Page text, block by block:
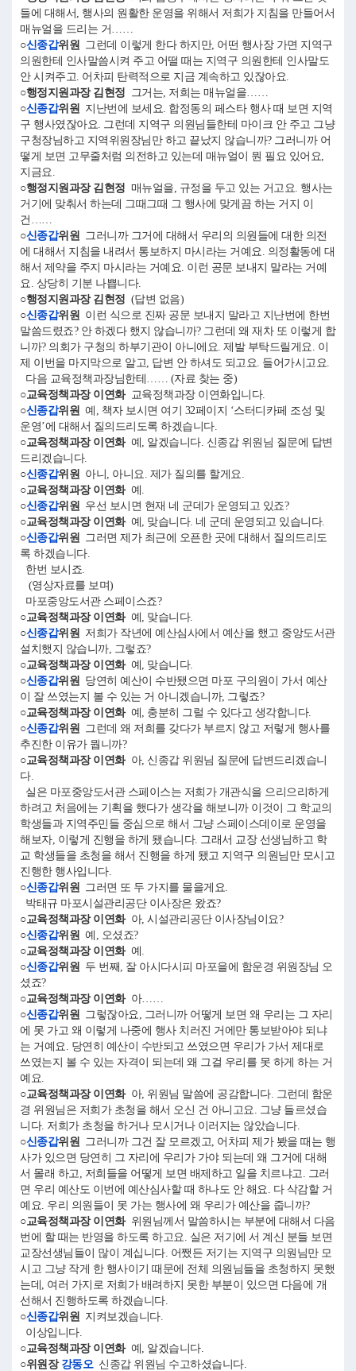
들에 대해서, 행사의 원활한 운영을 위해서 저희가 지침을 만들어서
매뉴얼을 드리는 거……
○신종갑위원 그런데 이렇게 한다 하지만, 어떤 행사장 가면 지역구
의원한테 인사말씀시켜 주고 어떨 때는 지역구 의원한테 인사말도
안 시켜주고. 어차피 탄력적으로 지금 계속하고 있잖아요.
○행정지원과장 김현정 그거는, 저희는 매뉴얼을……
○신종갑위원 지난번에 보세요. 합정동의 페스타 행사 때 보면 지역
구 행사였잖아요. 그런데 지역구 의원님들한테 마이크 안 주고 그냥
구청장님하고 지역위원장님만 하고 끝났지 않습니까? 그러니까 어
떻게 보면 고무줄처럼 의전하고 있는데 매뉴얼이 뭔 필요 있어요,
지금요.
○행정지원과장 김현정 매뉴얼을, 규정을 두고 있는 거고요. 행사는
거기에 맞춰서 하는데 그때그때 그 행사에 맞게끔 하는 거지 이
건……
○신종갑위원 그러니까 그거에 대해서 우리의 의원들에 대한 의전
에 대해서 지침을 내려서 통보하지 마시라는 거예요. 의정활동에 대
해서 제약을 주지 마시라는 거예요. 이런 공문 보내지 말라는 거예
요. 상당히 기분 나쁩니다.
○행정지원과장 김현정 (답변 없음)
○신종갑위원 이런 식으로 진짜 공문 보내지 말라고 지난번에 한번
말씀드렸죠? 안 하겠다 했지 않습니까? 그런데 왜 재차 또 이렇게 합
니까? 의회가 구청의 하부기관이 아니에요. 제발 부탁드릴게요. 이
제 이번을 마지막으로 알고, 답변 안 하셔도 되고요. 들어가시고요.
다음 교육정책과장님한테…… (자료 찾는 중)
○교육정책과장 이연화교육정책과장 이연화입니다.
○신종갑위원 예, 책자 보시면 여기 32페이지 ‘스터디카페 조성 및
운영’에 대해서 질의드리도록 하겠습니다.
○교육정책과장 이연화예, 알겠습니다. 신종갑 위원님 질문에 답변
드리겠습니다.
○신종갑위원 아니, 아니요. 제가 질의를 할게요.
○교육정책과장 이연화예.
○신종갑위원 우선 보시면 현재 네 군데가 운영되고 있죠?
○교육정책과장 이연화예, 맞습니다. 네 군데 운영되고 있습니다.
○신종갑위원 그러면 제가 최근에 오픈한 곳에 대해서 질의드리도
록 하겠습니다.
한번 보시죠.
(영상자료를 보며)
마포중앙도서관 스페이스죠?
○교육정책과장 이연화예, 맞습니다.
○신종갑위원 저희가 작년에 예산심사에서 예산을 했고 중앙도서관
설치했지 않습니까, 그렇죠?
○교육정책과장 이연화예, 맞습니다.
○신종갑위원 당연히 예산이 수반됐으면 마포 구의원이 가서 예산
이 잘 쓰였는지 볼 수 있는 거 아니겠습니까, 그렇죠?
○교육정책과장 이연화예, 충분히 그럴 수 있다고 생각합니다.
○신종갑위원 그런데 왜 저희를 갖다가 부르지 않고 저렇게 행사를
추진한 이유가 뭡니까?
○교육정책과장 이연화아, 신종갑 위원님 질문에 답변드리겠습니
다.
실은 마포중앙도서관 스페이스는 저희가 개관식을 으리으리하게
하려고 처음에는 기획을 했다가 생각을 해보니까 이것이 그 학교의
학생들과 지역주민들 중심으로 해서 그냥 스페이스데이로 운영을
해보자, 이렇게 진행을 하게 됐습니다. 그래서 교장 선생님하고 학
교 학생들을 초청을 해서 진행을 하게 됐고 지역구 의원님만 모시고
진행한 행사입니다.
○신종갑위원 그러면 또 두 가지를 물을게요.
박태규 마포시설관리공단 이사장은 왔죠?
○교육정책과장 이연화아, 시설관리공단 이사장님이요?
○신종갑위원 예, 오셨죠?
○교육정책과장 이연화예.
○신종갑위원 두 번째, 잘 아시다시피 마포을에 함운경 위원장님 오
셨죠?
○교육정책과장 이연화아……
○신종갑위원 그렇잖아요, 그러니까 어떻게 보면 왜 우리는 그 자리
에 못 가고 왜 이렇게 나중에 행사 치러진 거에만 통보받아야 되냐
는 거예요. 당연히 예산이 수반되고 쓰였으면 우리가 가서 제대로
쓰였는지 볼 수 있는 자격이 되는데 왜 그걸 우리를 못 하게 하는 거
예요.
○교육정책과장 이연화아, 위원님 말씀에 공감합니다. 그런데 함운
경 위원님은 저희가 초청을 해서 오신 건 아니고요. 그냥 들르셨습
니다. 저희가 초청을 하거나 모시거나 이러지는 않았습니다.
○신종갑위원 그러니까 그건 잘 모르겠고, 어차피 제가 봤을 때는 행
사가 있으면 당연히 그 자리에 우리가 가야 되는데 왜 그거에 대해
서 몰래 하고, 저희들을 어떻게 보면 배제하고 일을 치르냐고. 그러
면 우리 예산도 이번에 예산심사할 때 하나도 안 해요. 다 삭감할 거
예요. 우리 의원들이 못 가는 행사에 왜 우리가 예산을 줍니까?
○교육정책과장 이연화위원님께서 말씀하시는 부분에 대해서 다음
번에 할 때는 반영을 하도록 하고요. 실은 저기에 서 계신 분들 보면
교장선생님들이 많이 계십니다. 어쨌든 저기는 지역구 의원님만 모
시고 그냥 작게 한 행사이기 때문에 전체 의원님들을 초청하지 못했
는데, 여러 가지로 저희가 배려하지 못한 부분이 있으면 다음에 개
선해서 진행하도록 하겠습니다.
○신종갑위원 지켜보겠습니다.
이상입니다.
○교육정책과장 이연화예, 알겠습니다.
○위원장 강동오신종갑 위원님 수고하셨습니다.